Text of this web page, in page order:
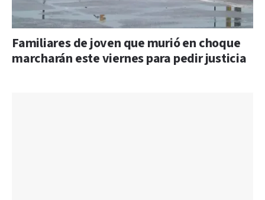
Familiares de joven que murió en choque
marcharán este viernes para pedir justicia